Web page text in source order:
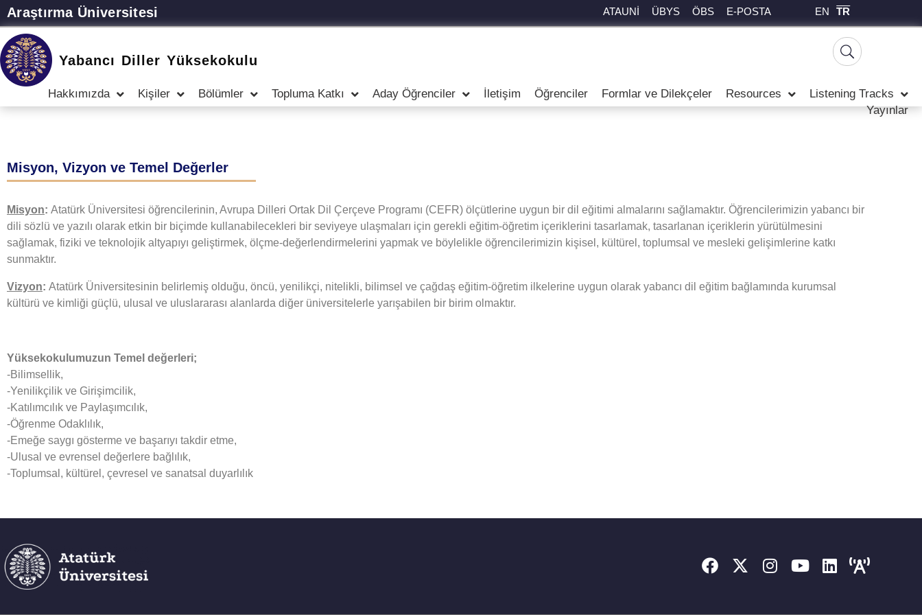
Araştırma Üniversitesi ATAUNİ ÜBYS ÖBS E-POSTA EN TR
Yabancı Diller Yüksekokulu
Hakkımızda Kişiler Bölümler Topluma Katkı Aday Öğrenciler İletişim Öğrenciler Formlar ve Dilekçeler Resources
Listening Tracks
Yayınlar
Misyon, Vizyon ve Temel Değerler
Misyon: Atatürk Üniversitesi öğrencilerinin, Avrupa Dilleri Ortak Dil Çerçeve Programı (CEFR) ölçütlerine uygun bir dil eğitimi almalarını sağlamaktır. Öğrencilerimizin yabancı bir
dili sözlü ve yazılı olarak etkin bir biçimde kullanabilecekleri bir seviyeye ulaşmaları için gerekli eğitim-öğretim içeriklerini tasarlamak, tasarlanan içeriklerin yürütülmesini
sağlamak, fiziki ve teknolojik altyapıyı geliştirmek, ölçme-değerlendirmelerini yapmak ve böylelikle öğrencilerimizin kişisel, kültürel, toplumsal ve mesleki gelişimlerine katkı
sunmaktır.
Vizyon: Atatürk Üniversitesinin belirlemiş olduğu, öncü, yenilikçi, nitelikli, bilimsel ve çağdaş eğitim-öğretim ilkelerine uygun olarak yabancı dil eğitim bağlamında kurumsal
kültürü ve kimliği güçlü, ulusal ve uluslararası alanlarda diğer üniversitelerle yarışabilen bir birim olmaktır.
Yüksekokulumuzun Temel değerleri;
-Bilimsellik,
-Yenilikçilik ve Girişimcilik,
-Katılımcılık ve Paylaşımcılık,
-Öğrenme Odaklılık,
-Emeğe saygı gösterme ve başarıyı takdir etme,
-Ulusal ve evrensel değerlere bağlılık,
-Toplumsal, kültürel, çevresel ve sanatsal duyarlılık